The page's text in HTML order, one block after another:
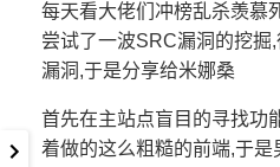
每天看大佬们冲榜乱杀羡慕
尝试了一波SRC漏洞的挖掘
漏洞,于是分享给米娜桑
首先在主站点盲目的寻找功
着做的这么粗糙的前端,于